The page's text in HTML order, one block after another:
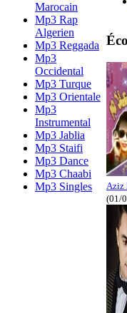
Marocain
Mp3 Rap
Algerien
Mp3 Reggada
Mp3
Occidental
Mp3 Turque
Mp3 Orientale
Mp3
Instrumental
Mp3 Jablia
Mp3 Staifi
Mp3 Dance
Mp3 Chaabi
Mp3 Singles
Aziz
(01/